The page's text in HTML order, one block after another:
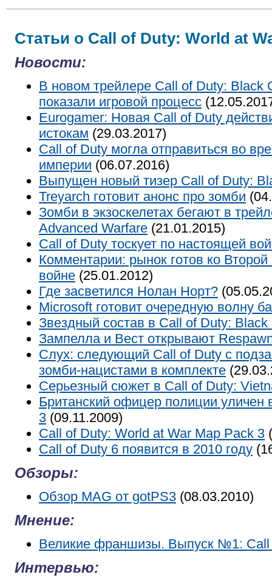
Статьи о Call of Duty: World at
Новости:
В новом трейлере Call of Duty: Black
показали игровой процесс
Eurogamer: Новая Call of Duty
истокам (29.03.2017)
Call of Duty могла отправиться во
империи (06.07.2016)
Выпущен новый тизер Call of Duty:
Treyarch готовит анонс про зомби
Зомби в экзоскелетах бегают в
Advanced Warfare (21.01.2015)
Call of Duty тоскует по настоящей
Комментарии: рынок готов ко
войне (25.01.2012)
Где засветился Нолан Норт?
Microsoft готовит очередную волну
Звездный состав в Call of Duty: Black
Зампелла и Вест открывают
Слух: следующий Call of Duty с
зомби-нацистами в комплекте
Серьезный сюжет в Call of Duty:
Британский офицер полиции уличен
3 (09.11.2009)
Call of Duty: World at War Map Pack 3
Call of Duty 6 появится в 2010 году
Обзоры:
Обзор MAG от gotPS3 (08.03.2010)
Мнение:
Великие франшизы. Выпуск №1: Call
Интервью: